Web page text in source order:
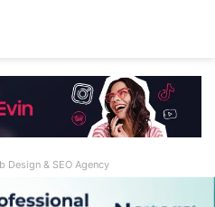
Design & SEO Agency